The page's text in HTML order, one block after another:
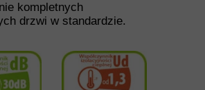
kompletnych
drzwi w standardzie.